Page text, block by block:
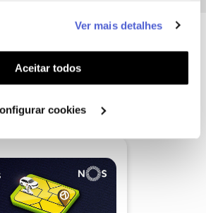
de personalização e
anúncios aos seus interesses
personalizada). Pode gerir a
clicando em "Configurar
Ver mais detalhes
Aceitar todos
cookies
que COMBINA